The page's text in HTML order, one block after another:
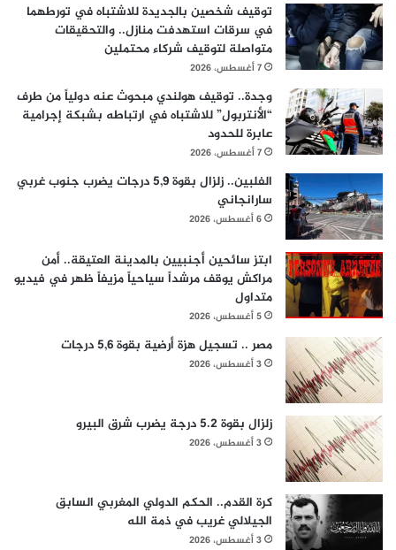
توقيف شخصين بالجديدة للاشتباه في تورطهما
في سرقات استهدفت منازل.. والتحقيقات
متواصلة لتوقيف شركاء محتملين
7 أغسطس، 2026
وجدة.. توقيف هولندي مبحوث عنه دولياً من طرف
“الأنتربول” للاشتباه في ارتباطه بشبكة إجرامية
عابرة للحدود
7 أغسطس، 2026
الفلبين.. زلزال بقوة 5,9 درجات يضرب جنوب غربي
سارانجاني
6 أغسطس، 2026
ابتز سائحين أجنبيين بالمدينة العتيقة.. أمن
مراكش يوقف مرشداً سياحياً مزيفاً ظهر في فيديو
متداول
5 أغسطس، 2026
مصر .. تسجيل هزة أرضية بقوة 5,6 درجات
3 أغسطس، 2026
زلزال بقوة 5.2 درجة يضرب شرق البيرو
3 أغسطس، 2026
كرة القدم.. الحكم الدولي المغربي السابق
الجيلالي غريب في ذمة الله
3 أغسطس، 2026